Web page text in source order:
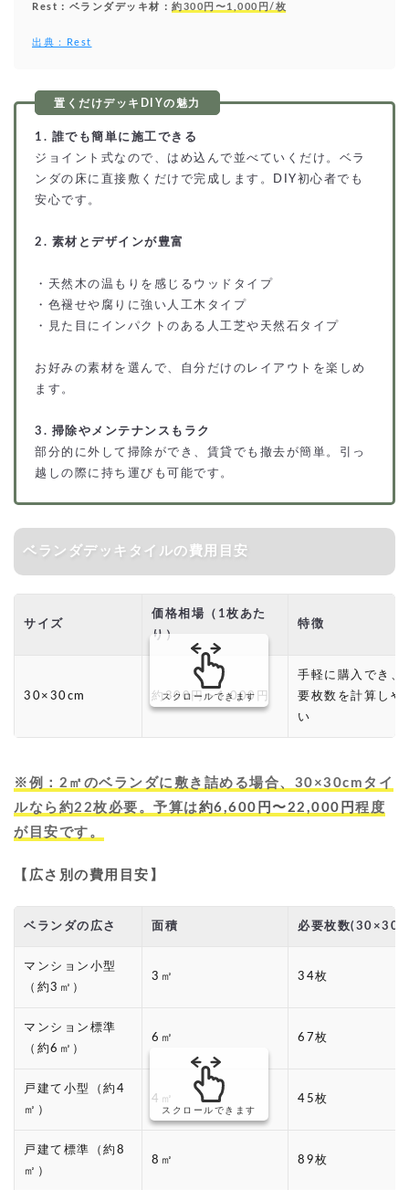
Rest：ベランダデッキ材： 約300円〜1,000円/枚
出典：Rest
1. 誰でも簡単に施工できる
ジョイント式なので、はめ込んで並べていくだけ。ベラ
ンダの床に直接敷くだけで完成します。DIY初心者でも
安心です。
2. 素材とデザインが豊富
・天然木の温もりを感じるウッドタイプ
・色褪せや腐りに強い人工木タイプ
・見た目にインパクトのある人工芝や天然石タイプ
お好みの素材を選んで、自分だけのレイアウトを楽しめ
ます。
3. 掃除やメンテナンスもラク
部分的に外して掃除ができ、賃貸でも撤去が簡単。引っ
越しの際に持ち運びも可能です。
ベランダデッキタイルの費用目安
サイズ
価格相場（1枚あた
り）
特徴
30×30cm 約300円〜1,000円
手軽に購入でき、
要枚数を計算しや
い
スクロールできます
※例：2㎡のベランダに敷き詰める場合、30×30cmタイ
ルなら約22枚必要。予算は約6,600円〜22,000円 程度
が目安です。
【広さ別の費用目安】
ベランダの広さ 面積 必要枚数
マンション小型
（約3㎡）
3㎡ 34枚
マンション標準
（約6㎡）
6㎡ 67枚
戸建て小型（約4
㎡）
4㎡ 45枚
戸建て標準（約8
㎡）
8㎡ 89枚
スクロールできます